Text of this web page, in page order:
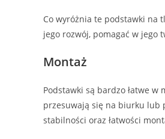
Co wyróżnia te podstawki na
jego rozwój, pomagać w jego
Montaż
Podstawki są bardzo łatwe
przesuwają się na biurku lub
stabilności oraz łatwości